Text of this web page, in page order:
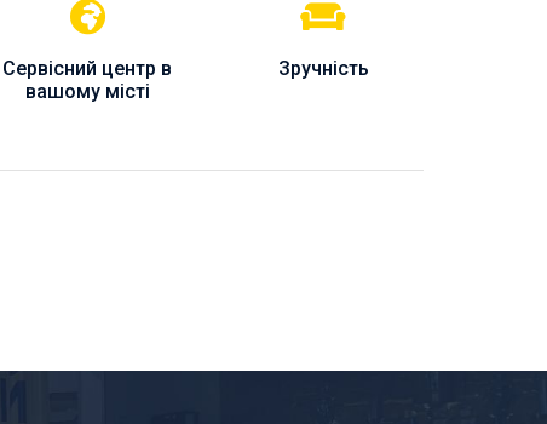
Сервісний центр в
вашому місті
Зручність